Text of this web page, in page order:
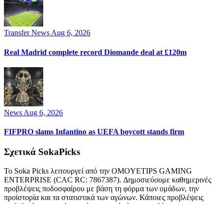
Transfer News Aug 6, 2026
Real Madrid complete record Diomande deal at £120m
News Aug 6, 2026
FIFPRO slams Infantino as UEFA boycott stands firm
Σχετικά SokaPicks
Το Soka Picks λειτουργεί από την OMOYETIPS GAMING
ENTERPRISE (CAC RC: 7867387). Δημοσιεύουμε καθημερινές
προβλέψεις ποδοσφαίρου με βάση τη φόρμα των ομάδων, την
προϊστορία και τα στατιστικά των αγώνων. Κάποιες προβλέψεις